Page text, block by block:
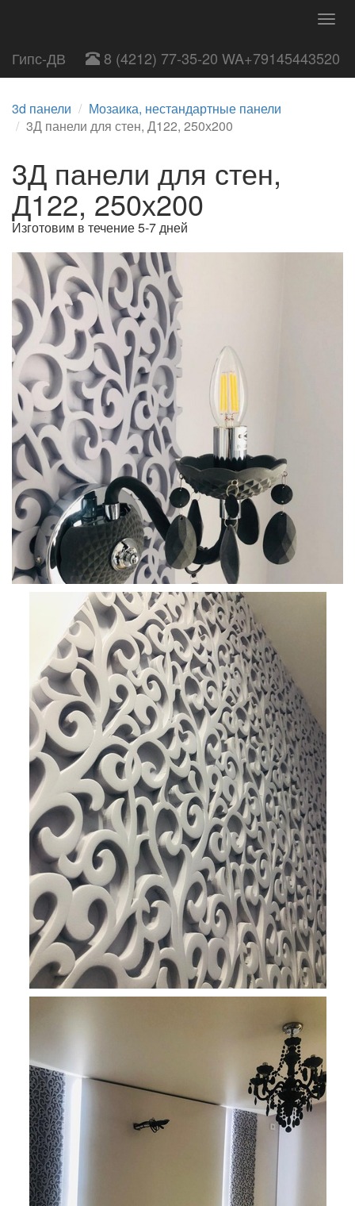
Гипс-ДВ 8 (4212) 77-35-20 WA+79145443520
3d панели
Мозаика, нестандартные панели
3Д панели для стен, Д122, 250х200
3Д панели для стен,
Д122, 250х200
Изготовим в течение 5-7 дней